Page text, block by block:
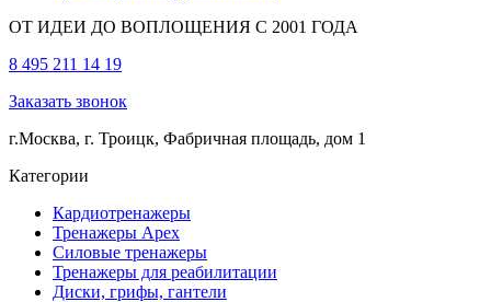
ОТ ИДЕИ ДО ВОПЛОЩЕНИЯ С 2001 ГОДА
8 495 211 14 19
Заказать звонок
г.Москва, г. Троицк, Фабричная площадь, дом 1
Категории
Кардиотренажеры
Тренажеры Apex
Силовые тренажеры
Тренажеры для реабилитации
Диски, грифы, гантели